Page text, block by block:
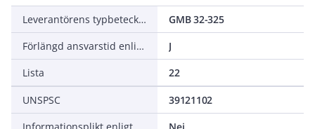
Leverantörens typbeteckning
GMB 32-325
Förlängd ansvarstid enligt ALEM-09
J
Lista
22
UNSPSC
39121102